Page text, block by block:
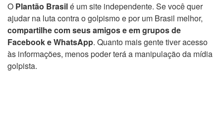
O Plantão Brasilé um site independente. Se você quer
ajudar na luta contra o golpismo e por um Brasil melhor,
compartilhe com seus amigos e em grupos de
Facebook e WhatsApp. Quanto mais gente tiver acesso
às informações, menos poder terá a manipulação da mídia
golpista.